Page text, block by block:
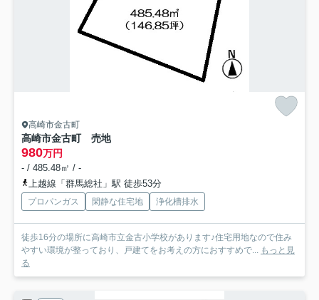
高崎市金古町
高崎市金古町 売地
980万円
- / 485.48㎡ / -
上越線「群馬総社」駅 徒歩53分
プロパンガス 閑静な住宅地 浄化槽排水
徒歩16分の場所に高崎市立金古小学校があります♪住宅用地なので住み
やすい環境が整っており、戸建てをお考えの方におすすめで... もっと見
る